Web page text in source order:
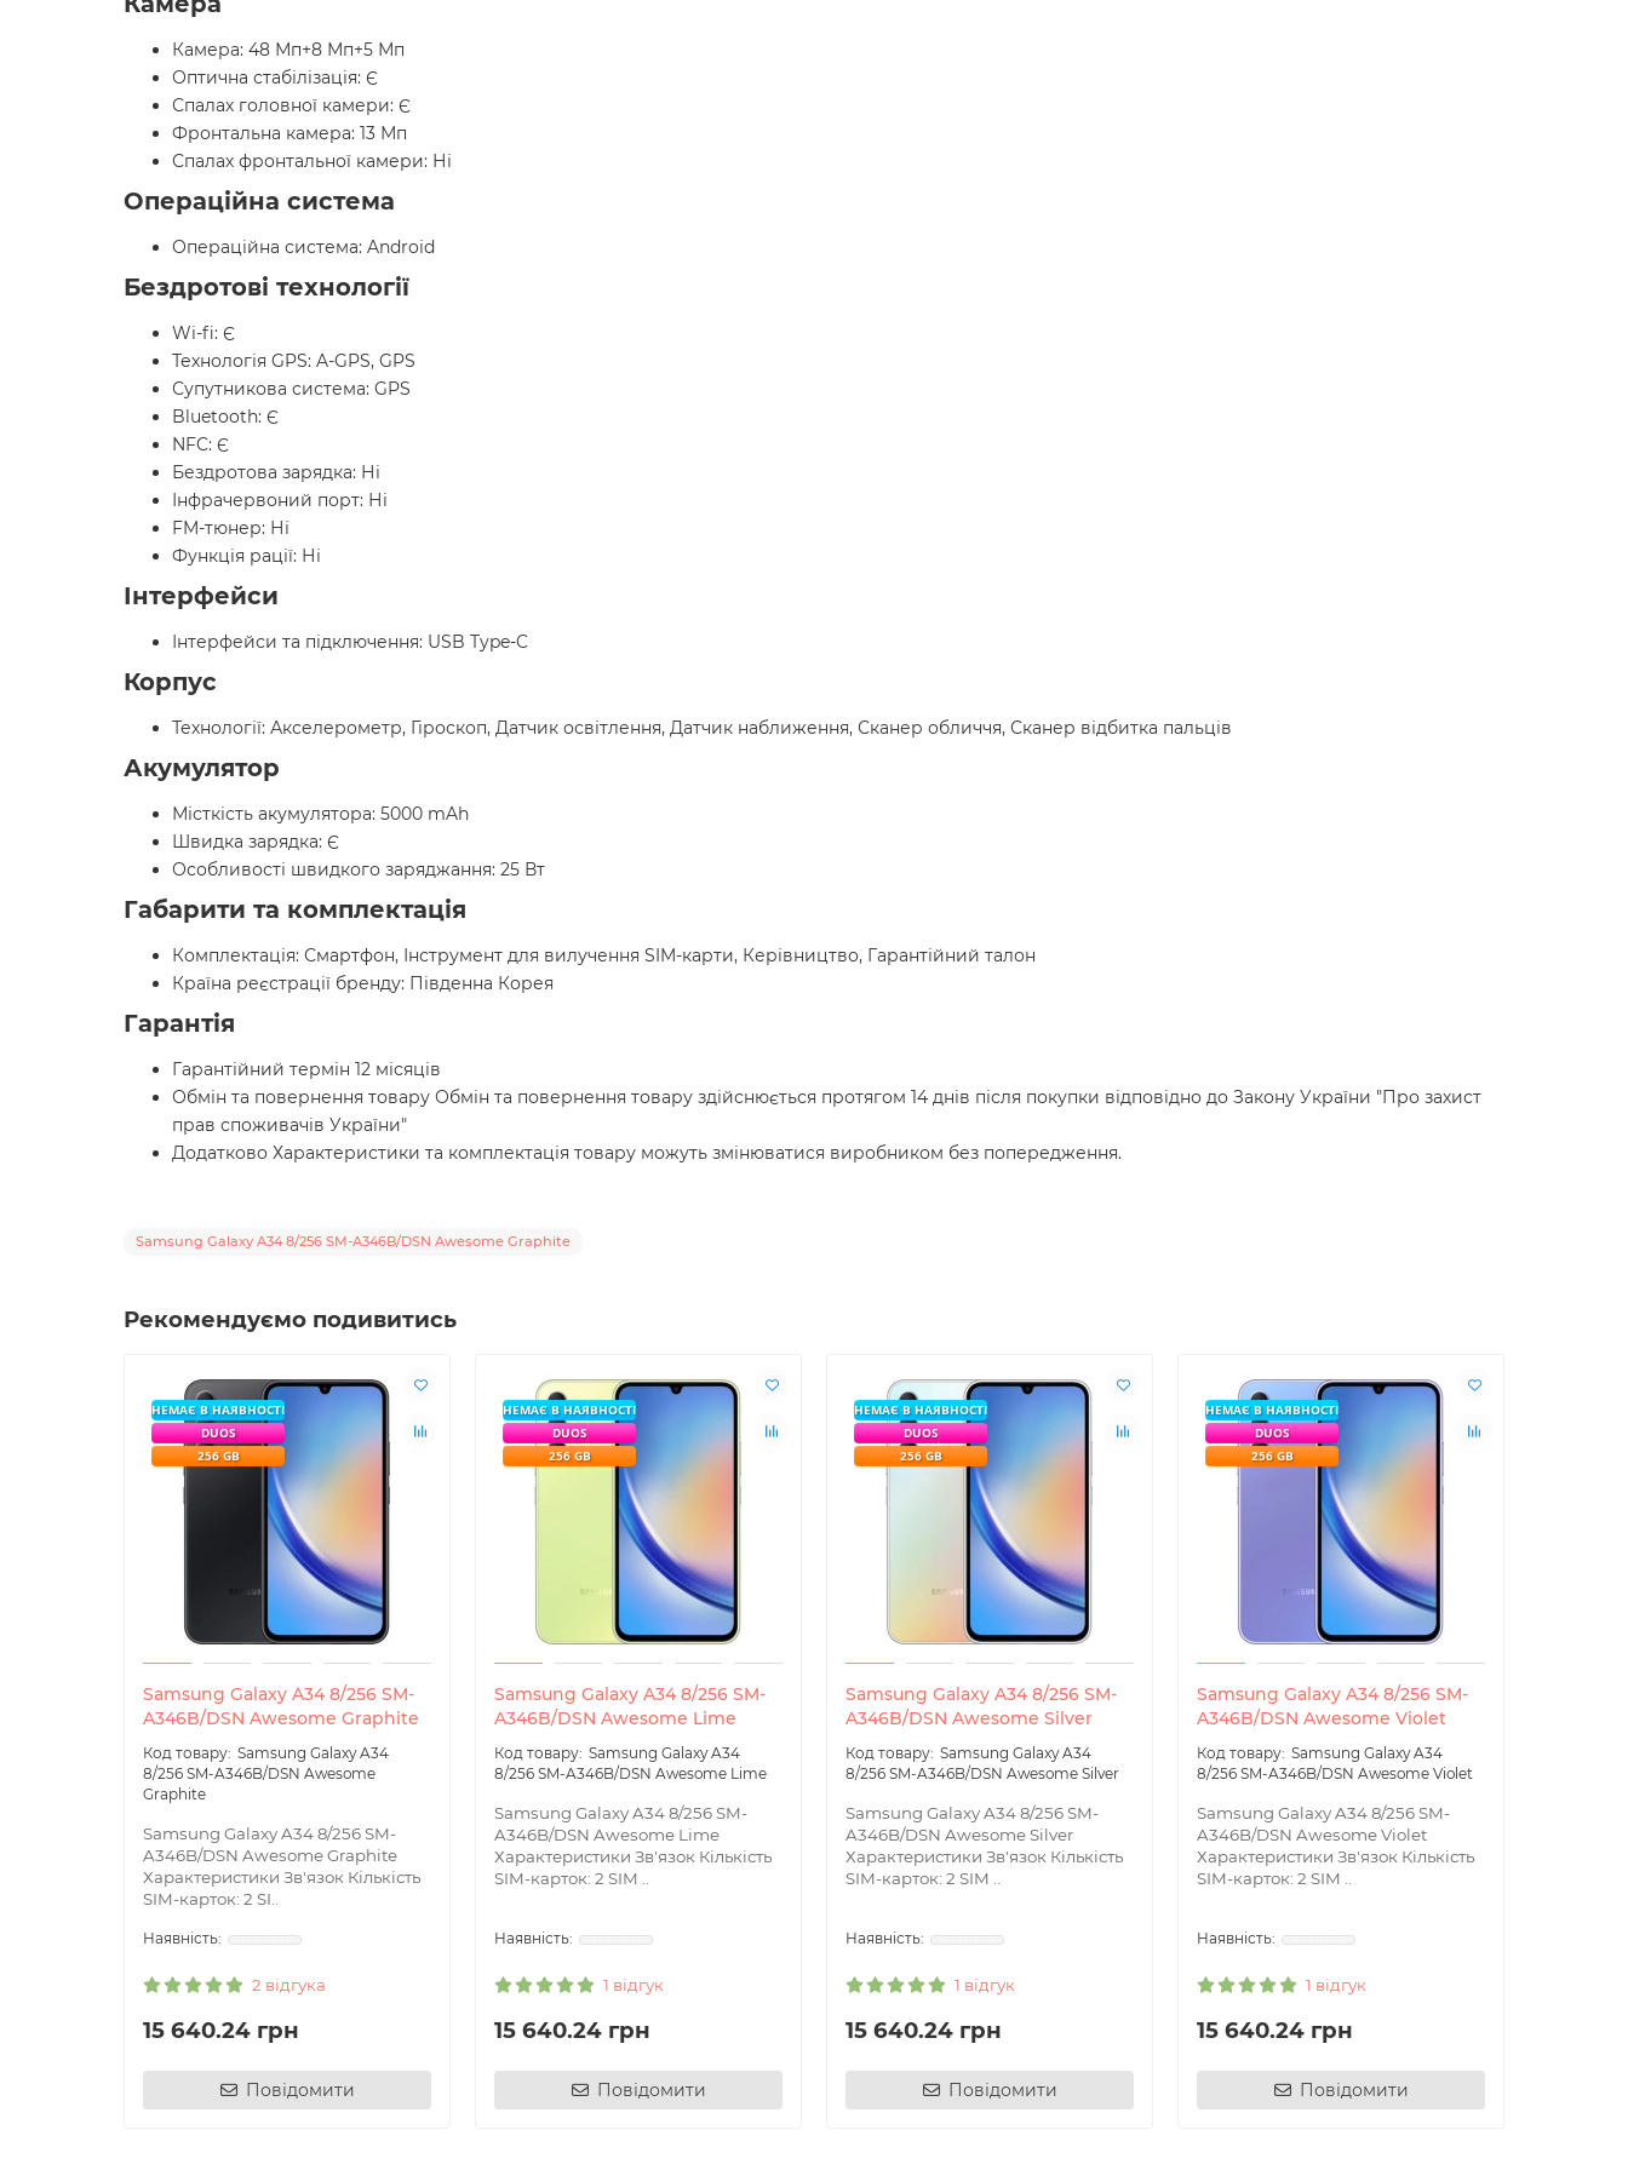
Камера: 48 Мп+8 Мп+5 Мп
Оптична стабілізація: Є
Спалах головної камери: Є
Фронтальна камера: 13 Мп
Спалах фронтальної камери: Ні
Операційна система
Операційна система: Android
Бездротові технології
Wi-fi: Є
Технологія GPS: A-GPS, GPS
Супутникова система: GPS
Bluetooth: Є
NFC: Є
Бездротова зарядка: Ні
Інфрачервоний порт: Ні
FM-тюнер: Ні
Функція рації: Ні
Інтерфейси
Інтерфейси та підключення: USB Type-C
Корпус
Технології: Акселерометр, Гіроскоп, Датчик освітлення, Датчик наближення, Сканер обличчя, Сканер відбитка пальців
Акумулятор
Місткість акумулятора: 5000 mAh
Швидка зарядка: Є
Особливості швидкого заряджання: 25 Вт
Габарити та комплектація
Комплектація: Смартфон, Інструмент для вилучення SIM-карти, Керівництво, Гарантійний талон
Країна реєстрації бренду: Південна Корея
Гарантія
Гарантійний термін 12 місяців
Обмін та повернення товару Обмін та повернення товару здійснюється протягом 14 днів після покупки відповідно до Закону України "Про захист
прав споживачів України"
Додатково Характеристики та комплектація товару можуть змінюватися виробником без попередження.
Samsung Galaxy A34 8/256 SM-A346B/DSN Awesome Graphite
Рекомендуємо подивитись
Samsung Galaxy A34 8/256 SM-
A346B/DSN Awesome Graphite
Samsung Galaxy A34
8/256 SM-A346B/DSN Awesome
Graphite
Samsung Galaxy A34 8/256 SM-
A346B/DSN Awesome Graphite
Характеристики Зв'язок Кількість
SIM-карток: 2 SI..
2 відгука
НЕМАЄ В НАЯВНОСТІ
DUOS
256 GB
15 640.24 грн
Повідомити
Samsung Galaxy A34 8/256 SM-
A346B/DSN Awesome Lime
Samsung Galaxy A34
8/256 SM-A346B/DSN Awesome Lime
Samsung Galaxy A34 8/256 SM-
A346B/DSN Awesome Lime
Характеристики Зв'язок Кількість
SIM-карток: 2 SIM ..
1 відгук
НЕМАЄ В НАЯВНОСТІ
DUOS
256 GB
15 640.24 грн
Повідомити
Samsung Galaxy A34 8/256 SM-
A346B/DSN Awesome Silver
Samsung Galaxy A34
8/256 SM-A346B/DSN Awesome Silver
Samsung Galaxy A34 8/256 SM-
A346B/DSN Awesome Silver
Характеристики Зв'язок Кількість
SIM-карток: 2 SIM ..
1 відгук
НЕМАЄ В НАЯВНОСТІ
DUOS
256 GB
15 640.24 грн
Повідомити
Samsung Galaxy A34 8/256 SM-
A346B/DSN Awesome Violet
Samsung Galaxy A34
8/256 SM-A346B/DSN Awesome Violet
Samsung Galaxy A34 8/256 SM-
A346B/DSN Awesome Violet
Характеристики Зв'язок Кількість
SIM-карток: 2 SIM ..
1 відгук
НЕМАЄ В НАЯВНОСТІ
DUOS
256 GB
15 640.24 грн
Повідомити